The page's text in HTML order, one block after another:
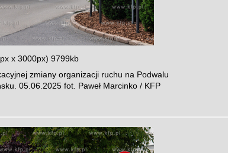
x 3000px) 9799kb
zmiany organizacji ruchu na Podwalu
05.06.2025 fot. Paweł Marcinko / KFP